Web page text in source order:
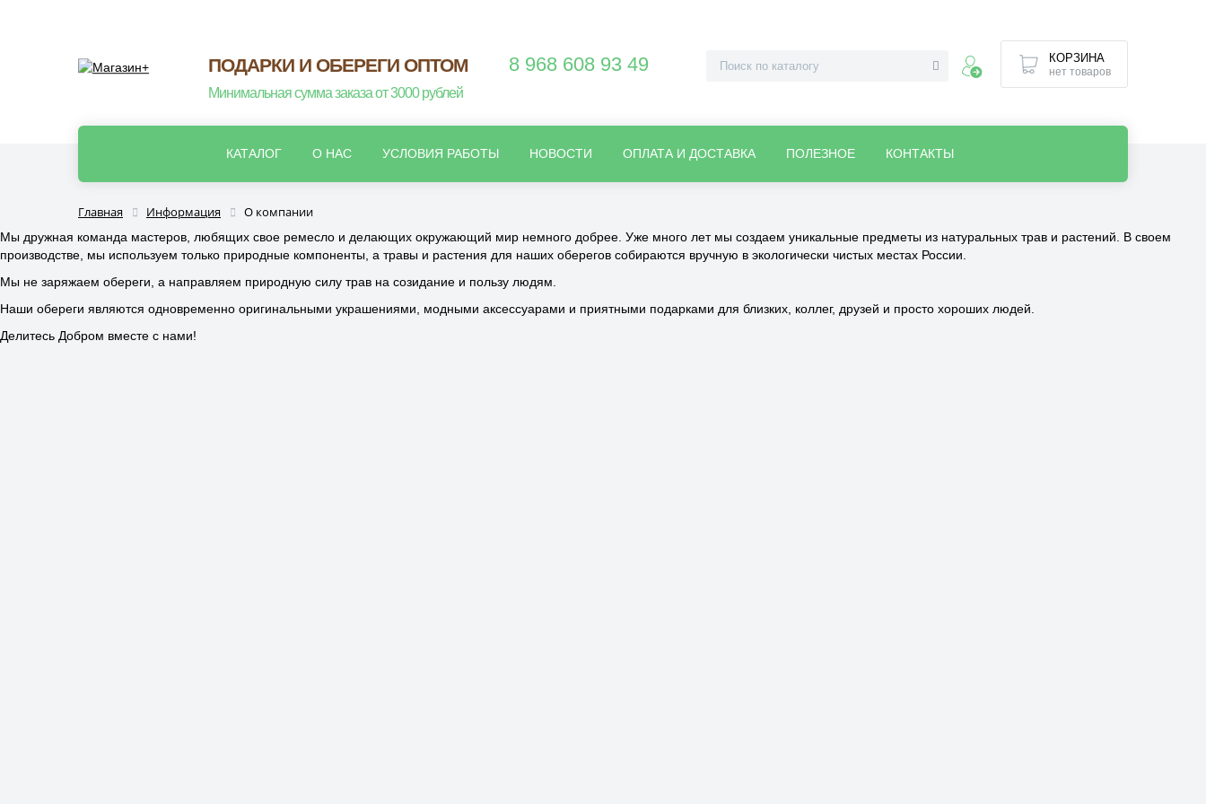
Главная Информация О компании
Мы дружная команда мастеров, любящих свое ремесло и делающих окружающий мир немного добрее. Уже много лет мы создаем уникальные предметы из натуральных трав и растений. В своем
производстве, мы используем только природные компоненты, а травы и растения для наших оберегов собираются вручную в экологически чистых местах России.
Мы не заряжаем обереги, а направляем природную силу трав на созидание и пользу людям.
Наши обереги являются одновременно оригинальными украшениями, модными аксессуарами и приятными подарками для близких, коллег, друзей и просто хороших людей.
Делитесь Добром вместе с нами!
ПОДАРКИ И ОБЕРЕГИ ОПТОМ
Минимальная сумма заказа от 3000 рублей
8 968 608 93 49 КОРЗИНА
нет товаров
КАТАЛОГ О НАС УСЛОВИЯ РАБОТЫ НОВОСТИ ОПЛАТА И ДОСТАВКА ПОЛЕЗНОЕ КОНТАКТЫ